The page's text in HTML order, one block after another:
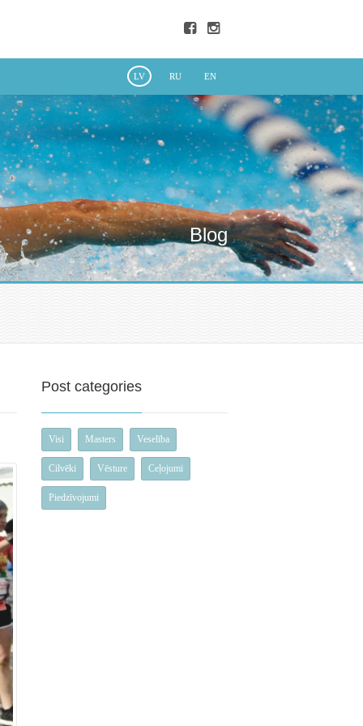
LV RU EN
Blog
Post categories
Visi Masters Veselība
Cilvēki Vēsture Ceļojumi
Piedzīvojumi